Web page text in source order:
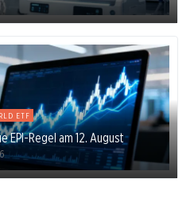
ETF
EPI-Regel am 12. August